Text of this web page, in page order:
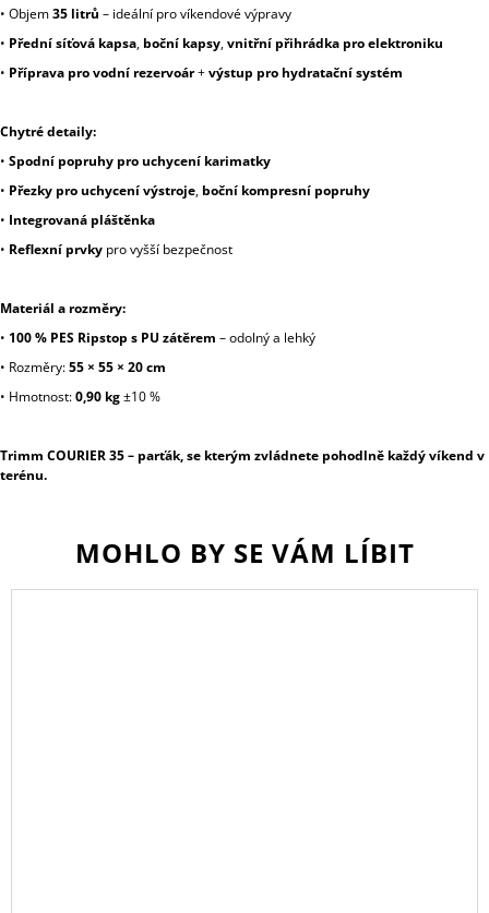
• Objem35 litrů – ideální pro víkendové výpravy
• Přední síťová kapsa, boční kapsy,vnitřní přihrádka pro elektroniku
• Příprava pro vodní rezervoár+výstup pro hydratační systém
Chytré detaily:
• Spodní popruhy pro uchycení karimatky
• Přezky pro uchycení výstroje, boční kompresní popruhy
• Integrovaná pláštěnka
• Reflexní prvky pro vyšší bezpečnost
Materiál a rozměry:
• 100 % PES Ripstop s PU zátěrem – odolný a lehký
• Rozměry:55 × 55 × 20 cm
• Hmotnost:0,90 kg±10 %
Trimm COURIER 35 – parťák, se kterým zvládnete pohodlně každý víkend v
terénu.
MOHLO BY SE VÁM LÍBIT